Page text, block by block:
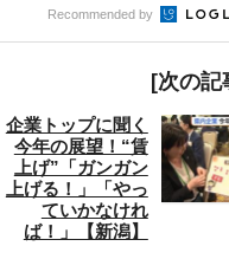
Recommended by
[次の記
企業トップに聞く
今年の展望！“賃
上げ”「ガンガン
上げる！」「やっ
ていかなけれ
ば！」【新潟】